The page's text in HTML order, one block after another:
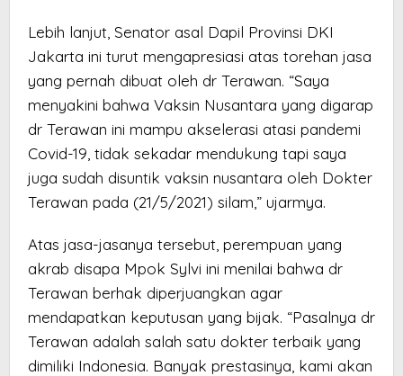
Lebih lanjut, Senator asal Dapil Provinsi DKI
Jakarta ini turut mengapresiasi atas torehan jasa
yang pernah dibuat oleh dr Terawan. “Saya
menyakini bahwa Vaksin Nusantara yang digarap
dr Terawan ini mampu akselerasi atasi pandemi
Covid-19, tidak sekadar mendukung tapi saya
juga sudah disuntik vaksin nusantara oleh Dokter
Terawan pada (21/5/2021) silam,” ujarmya.
Atas jasa-jasanya tersebut, perempuan yang
akrab disapa Mpok Sylvi ini menilai bahwa dr
Terawan berhak diperjuangkan agar
mendapatkan keputusan yang bijak. “Pasalnya dr
Terawan adalah salah satu dokter terbaik yang
dimiliki Indonesia. Banyak prestasinya, kami akan